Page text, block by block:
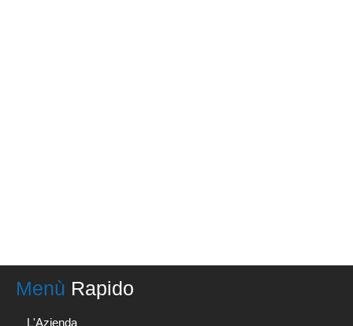
Menù Rapido
L'Azienda